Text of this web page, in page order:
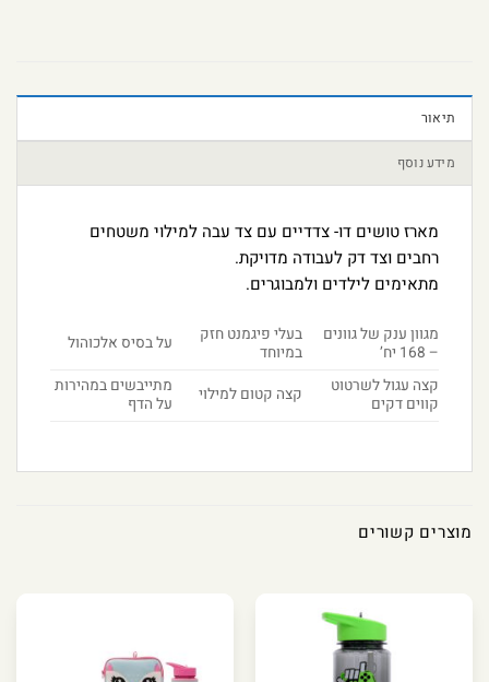
תיאור
מידע נוסף
מארז טושים דו- צדדיים עם צד עבה למילוי משטחים
רחבים וצד דק לעבודה מדויקת.
מתאימים לילדים ולמבוגרים.
מגוון ענק של גוונים
– 168 יח’
בעלי פיגמנט חזק
במיוחד
על בסיס אלכוהול
קצה עגול לשרטוט
קווים דקים
קצה קטום למילוי
מתייבשים במהירות
על הדף
מוצרים קשורים